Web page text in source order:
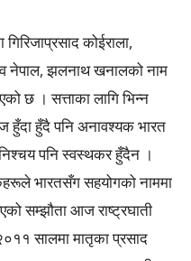
कोईराला,
नेपाल, झलनाथ खनालको नाम
छ । सत्ताका लागि भिन्न
हुँदा हुँदै पनि अनावश्यक भारत
निश्चय पनि स्वस्थकर हुँदैन ।
भारतसँग सहयोगको नाममा
सम्झौता आज राष्ट्रघाती
सालमा मातृका प्रसाद